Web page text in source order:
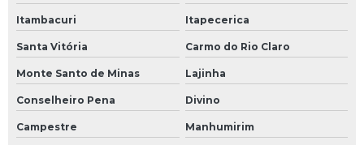
Itambacuri Itapecerica
Santa Vitória Carmo do Rio Claro
Monte Santo de Minas Lajinha
Conselheiro Pena Divino
Campestre Manhumirim